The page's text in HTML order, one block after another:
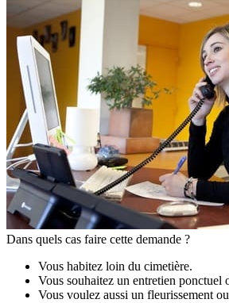
Dans quels cas faire cette demande ?
Vous habitez loin du cimetière.
Vous souhaitez un entretien ponctuel
Vous voulez aussi un fleurissement